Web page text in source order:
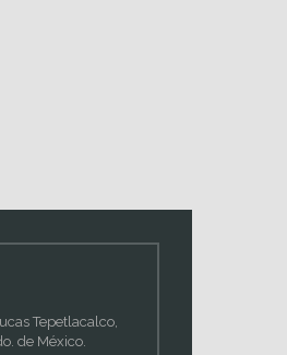
Tepetlacalco,
de México.